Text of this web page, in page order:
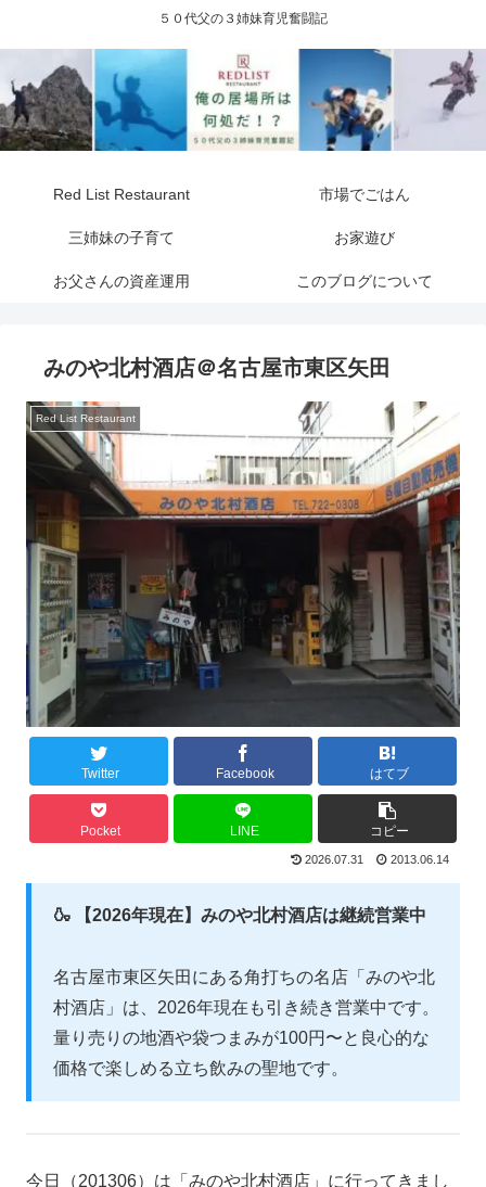
５０代父の３姉妹育児奮闘記
Red List Restaurant 市場でごはん
三姉妹の子育て お家遊び
お父さんの資産運用 このブログについて
みのや北村酒店＠名古屋市東区矢田
Red List Restaurant
Twitter Facebook はてブ
Pocket LINE コピー
2026.07.31 2013.06.14
🍶 【2026年現在】みのや北村酒店は継続営業中
名古屋市東区矢田にある角打ちの名店「みのや北
村酒店」は、2026年現在も引き続き営業中です。
量り売りの地酒や袋つまみが100円〜と良心的な
価格で楽しめる立ち飲みの聖地です。
今日（201306）は「みのや北村酒店」に行ってきまし